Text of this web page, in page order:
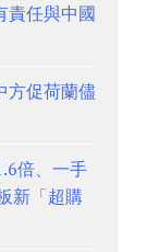
責任與中國
方促荷蘭儘
倍、一手
新「超購